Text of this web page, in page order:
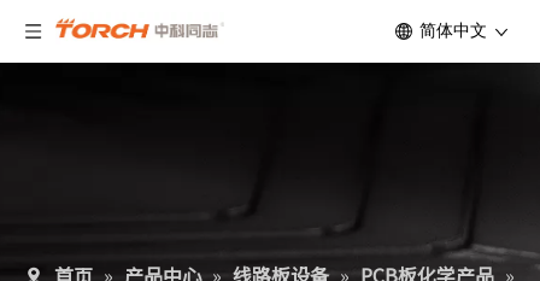
简体中文
首页 » 产品中心 » 线路板设备 » PCB板化学产品 »